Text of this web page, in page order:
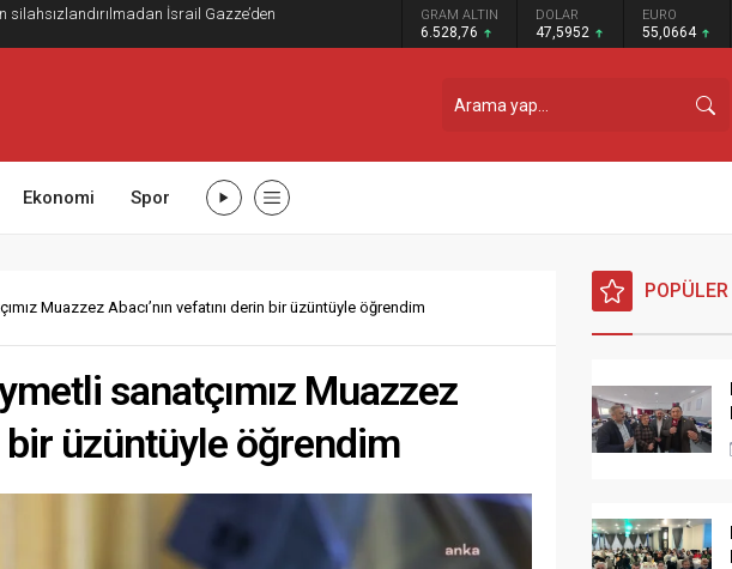
İsrail Gazze’den
GRAM ALTIN
6.528,76
DOLAR
47,5952
EURO
55,0664
Ekonomi Spor
Muazzez Abacı’nın vefatını derin bir üzüntüyle öğrendim
sanatçımız Muazzez
bir üzüntüyle öğrendim